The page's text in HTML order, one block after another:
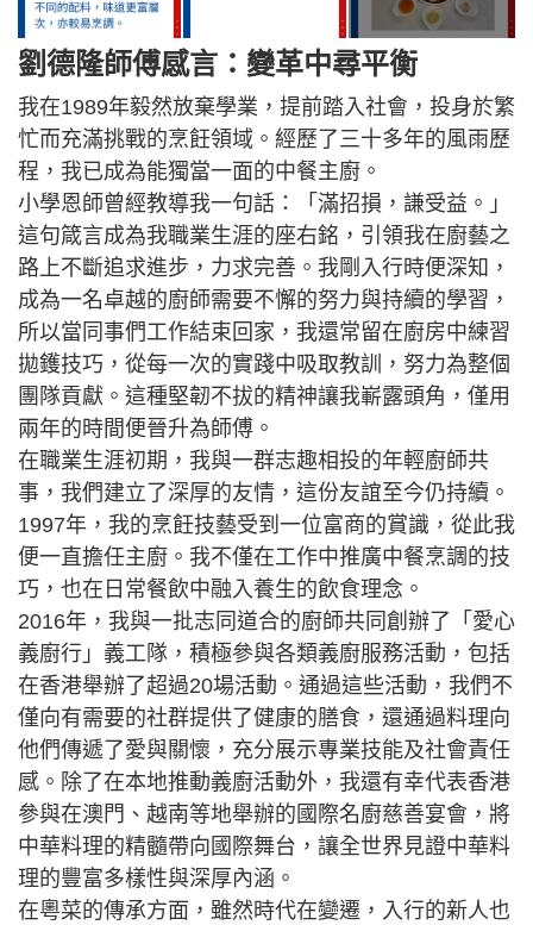
劉德隆師傅感言：變革中尋平衡
我在1989年毅然放棄學業，提前踏入社會，投身於繁
忙而充滿挑戰的烹飪領域。經歷了三十多年的風雨歷
程，我已成為能獨當一面的中餐主廚。
小學恩師曾經教導我一句話：「滿招損，謙受益。」
這句箴言成為我職業生涯的座右銘，引領我在廚藝之
路上不斷追求進步，力求完善。我剛入行時便深知，
成為一名卓越的廚師需要不懈的努力與持續的學習，
所以當同事們工作結束回家，我還常留在廚房中練習
拋鑊技巧，從每一次的實踐中吸取教訓，努力為整個
團隊貢獻。這種堅韌不拔的精神讓我嶄露頭角，僅用
兩年的時間便晉升為師傅。
在職業生涯初期，我與一群志趣相投的年輕廚師共
事，我們建立了深厚的友情，這份友誼至今仍持續。
1997年，我的烹飪技藝受到一位富商的賞識，從此我
便一直擔任主廚。我不僅在工作中推廣中餐烹調的技
巧，也在日常餐飲中融入養生的飲食理念。
2016年，我與一批志同道合的廚師共同創辦了「愛心
義廚行」義工隊，積極參與各類義廚服務活動，包括
在香港舉辦了超過20場活動。通過這些活動，我們不
僅向有需要的社群提供了健康的膳食，還通過料理向
他們傳遞了愛與關懷，充分展示專業技能及社會責任
感。除了在本地推動義廚活動外，我還有幸代表香港
參與在澳門、越南等地舉辦的國際名廚慈善宴會，將
中華料理的精髓帶向國際舞台，讓全世界見證中華料
理的豐富多樣性與深厚內涵。
在粵菜的傳承方面，雖然時代在變遷，入行的新人也